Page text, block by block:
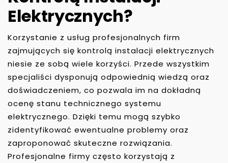
Elektrycznych?
Korzystanie z usług profesjonalnych firm
zajmujących się kontrolą instalacji elektrycznych
niesie ze sobą wiele korzyści. Przede wszystkim
specjaliści dysponują odpowiednią wiedzą oraz
doświadczeniem, co pozwala im na dokładną
ocenę stanu technicznego systemu
elektrycznego. Dzięki temu mogą szybko
zidentyfikować ewentualne problemy oraz
zaproponować skuteczne rozwiązania.
Profesjonalne firmy często korzystają z